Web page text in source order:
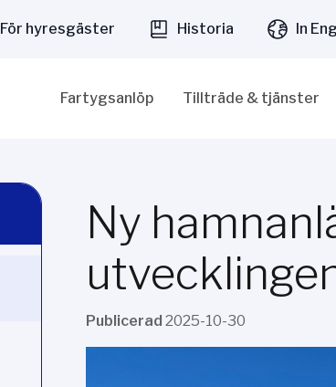
För hyresgäster Historia In
Fartygsanlöp Tillträde & tjänster
Ny
Publicerad 2025-10-30